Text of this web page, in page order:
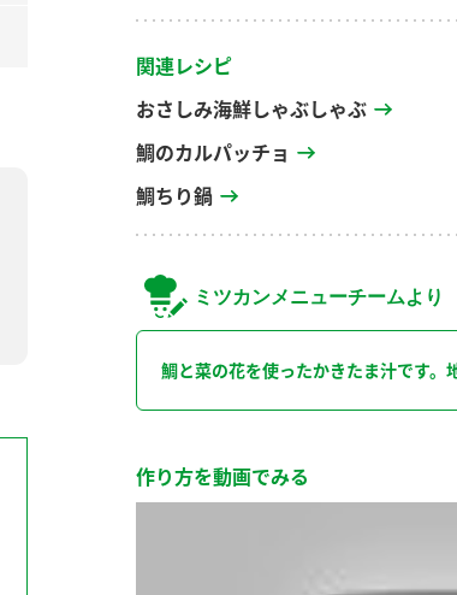
関連レシピ
おさしみ海鮮しゃぶしゃぶ
鯛のカルパッチョ
鯛ちり鍋
ミツカンメニューチームより
鯛と菜の花を使ったかきたま汁です。
作り方を動画でみる